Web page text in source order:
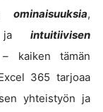
ominaisuuksia,
intuitiivisen
kaiken tämän
365 tarjoaa
yhteistyön ja